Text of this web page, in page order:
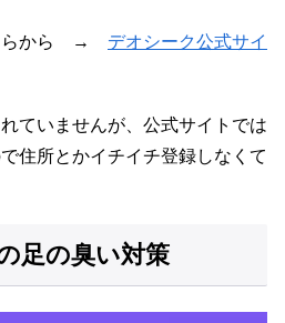
らから → デオシーク公式サイ
ていませんが、公式サイトでは
住所とかイチイチ登録しなくて
足の臭い対策